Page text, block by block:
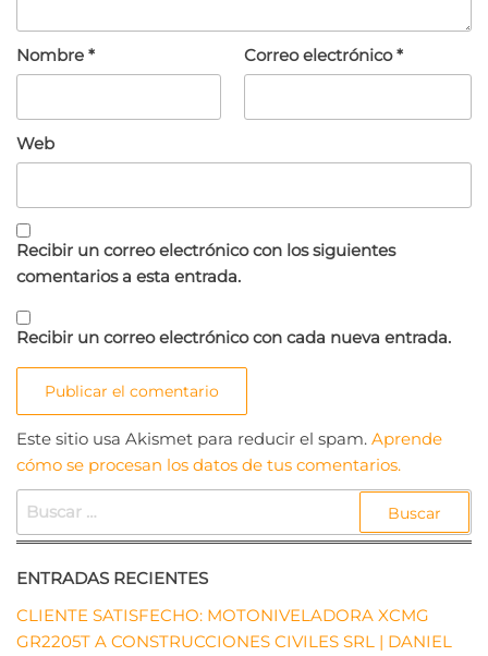
Nombre * Correo electrónico*
Web
Recibir un correo electrónico con los siguientes
comentarios a esta entrada.
Recibir un correo electrónico con cada nueva entrada.
Este sitio usa Akismet para reducir el spam. Aprende
cómo se procesan los datos de tus comentarios.
BUSCAR:
ENTRADAS RECIENTES
CLIENTE SATISFECHO: MOTONIVELADORA XCMG
GR2205T A CONSTRUCCIONES CIVILES SRL | DANIEL